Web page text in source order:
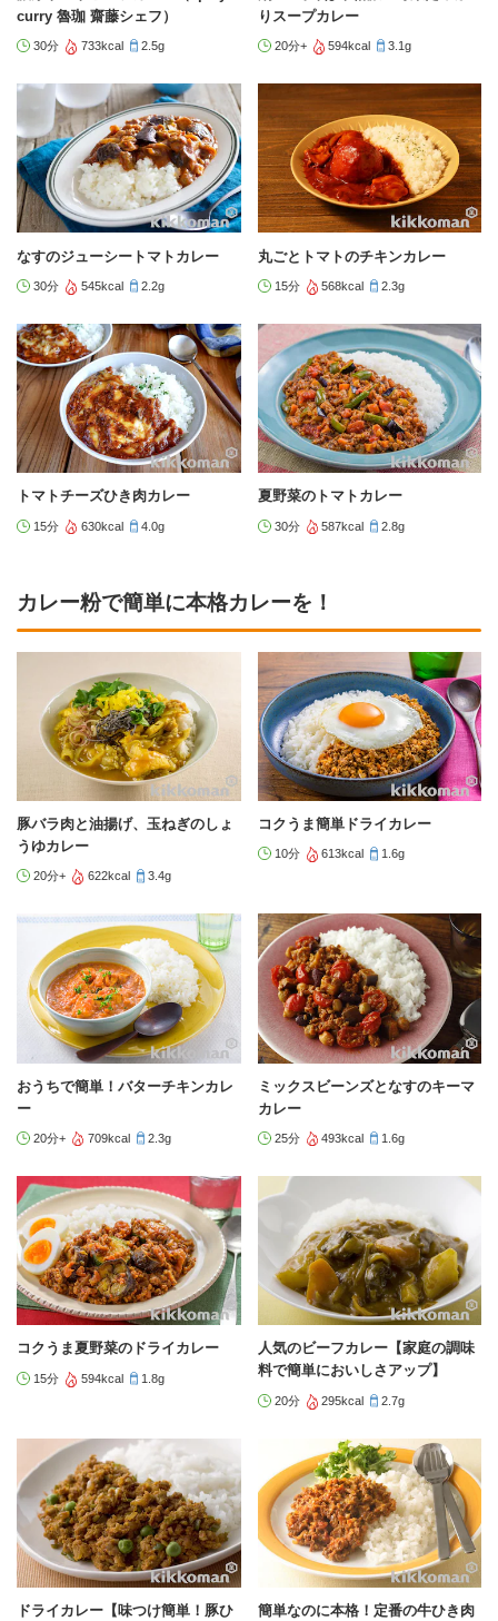
curry 魯珈 齋藤シェフ）
30分 733kcal 2.5g
りスープカレー
20分+ 594kcal 3.1g
なすのジューシートマトカレー
30分 545kcal 2.2g
丸ごとトマトのチキンカレー
15分 568kcal 2.3g
トマトチーズひき肉カレー
15分 630kcal 4.0g
夏野菜のトマトカレー
30分 587kcal 2.8g
カレー粉で簡単に本格カレーを！
豚バラ肉と油揚げ、玉ねぎのしょ
うゆカレー
20分+ 622kcal 3.4g
コクうま簡単ドライカレー
10分 613kcal 1.6g
おうちで簡単！バターチキンカレ
ー
20分+ 709kcal 2.3g
ミックスビーンズとなすのキーマ
カレー
25分 493kcal 1.6g
コクうま夏野菜のドライカレー
15分 594kcal 1.8g
人気のビーフカレー【家庭の調味
料で簡単においしさアップ】
20分 295kcal 2.7g
ドライカレー【味つけ簡単！豚ひ
簡単なのに本格！定番の牛ひき肉